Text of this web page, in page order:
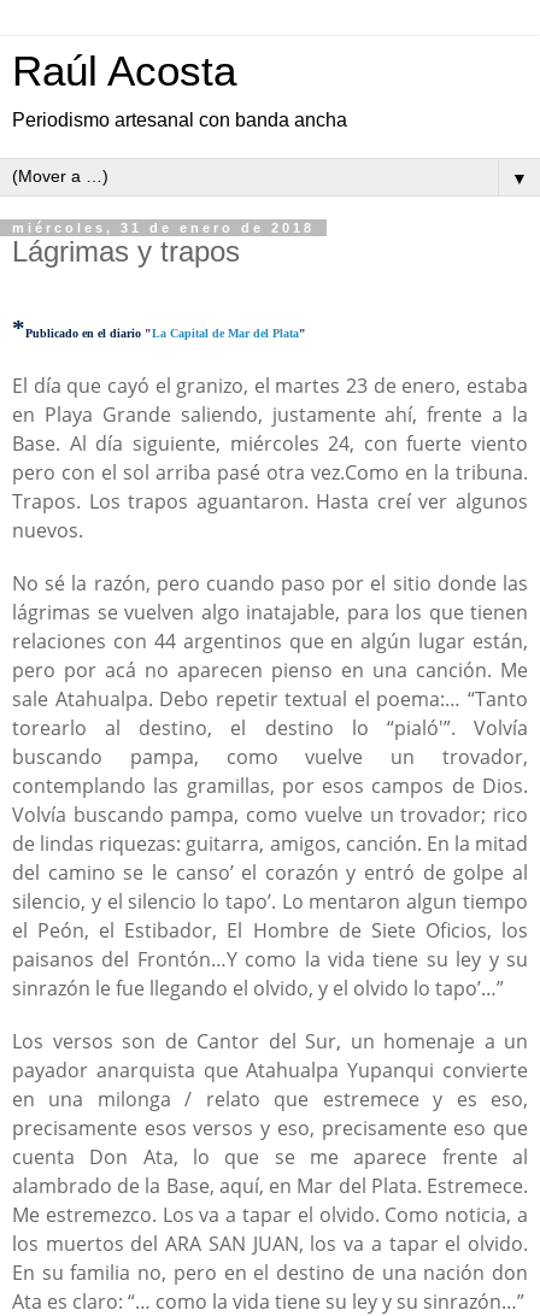
Raúl Acosta
Periodismo artesanal con banda ancha
▼
miércoles, 31 de enero de 2018
Lágrimas y trapos
*Publicado en el diario "La Capital de Mar del Plata"
El día que cayó el granizo, el martes 23 de enero, estaba
en Playa Grande saliendo, justamente ahí, frente a la
Base. Al día siguiente, miércoles 24, con fuerte viento
pero con el sol arriba pasé otra vez.Como en la tribuna.
Trapos. Los trapos aguantaron. Hasta creí ver algunos
nuevos.
No sé la razón, pero cuando paso por el sitio donde las
lágrimas se vuelven algo inatajable, para los que tienen
relaciones con 44 argentinos que en algún lugar están,
pero por acá no aparecen pienso en una canción. Me
sale Atahualpa. Debo repetir textual el poema:… “Tanto
torearlo al destino, el destino lo “pialó'”. Volvía
buscando pampa, como vuelve un trovador,
contemplando las gramillas, por esos campos de Dios.
Volvía buscando pampa, como vuelve un trovador; rico
de lindas riquezas: guitarra, amigos, canción. En la mitad
del camino se le canso’ el corazón y entró de golpe al
silencio, y el silencio lo tapo’. Lo mentaron algun tiempo
el Peón, el Estibador, El Hombre de Siete Oficios, los
paisanos del Frontón…Y como la vida tiene su ley y su
sinrazón le fue llegando el olvido, y el olvido lo tapo’…”
Los versos son de Cantor del Sur, un homenaje a un
payador anarquista que Atahualpa Yupanqui convierte
en una milonga / relato que estremece y es eso,
precisamente esos versos y eso, precisamente eso que
cuenta Don Ata, lo que se me aparece frente al
alambrado de la Base, aquí, en Mar del Plata. Estremece.
Me estremezco. Los va a tapar el olvido. Como noticia, a
los muertos del ARA SAN JUAN, los va a tapar el olvido.
En su familia no, pero en el destino de una nación don
Ata es claro: “… como la vida tiene su ley y su sinrazón…”